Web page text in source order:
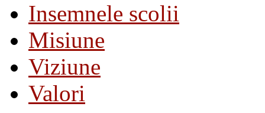
Insemnele scolii
Misiune
Viziune
Valori